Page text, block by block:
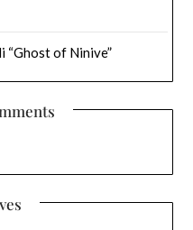
“Ghost of Ninive”